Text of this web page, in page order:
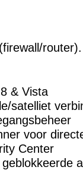
router).
& Vista
satelliet
voor
Center